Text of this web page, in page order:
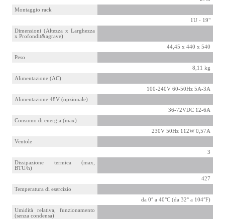
Montaggio rack
1U - 19"
Dimensioni (Altezza x Larghezza
x Profondit&agrave)
44,45 x 440 x 540
Peso
8,11 kg
Alimentazione (AC)
100-240V 60-50Hz 5A-3A
Alimentazione 48V (opzionale)
36-72VDC 12-6A
Consumo di energia (max)
230V 50Hz 112W 0,57A
Ventole
3
Dissipazione termica (max,
BTU/h)
427
Temperatura di esercizio
da 0° a 40°C (da 32° a 104°F)
Umidità relativa, funzionamento
(senza condensa)